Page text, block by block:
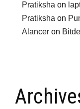
Pratiksha on
Pratiksha on
Alancer on